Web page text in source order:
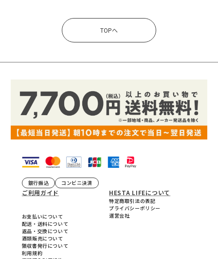
TOPへ
銀行振込 コンビニ決済
ご利用ガイド
お支払いについて
配送・送料について
返品・交換について
酒類販売について
領収書発行について
利用規約
HESTA LIFEについて
特定商取引法の表記
プライバシーポリシー
運営会社